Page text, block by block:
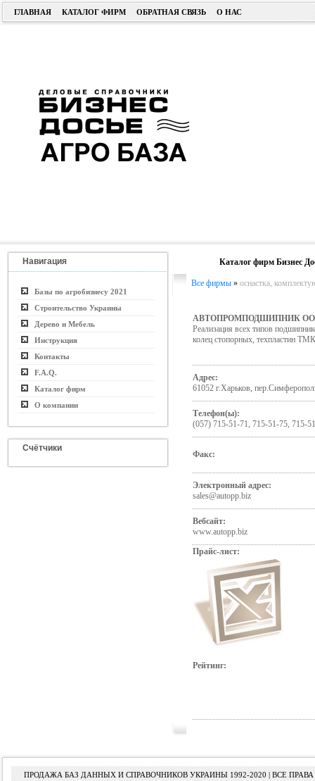
ГЛАВНАЯ КАТАЛОГ ФИРМ ОБРАТНАЯ СВЯЗЬ О НАС
Навигация
Базы по агробизнесу 2021
Строительство Украины
Дерево и Мебель
Инструкция
Контакты
F.A.Q.
Каталог фирм
О компании
Счётчики
Каталог фирм Бизнес
Все фирмы » оснастка,
АВТОПРОМПОДШИПНИК
Реализация всех типов
колец стопорных, техпластин
Адрес:
61052 г.Харьков,
Телефон(ы):
(057) 715-51-71, 715-51-75, 715-
Факс:
Электронный адрес:
sales@autopp.biz
Вебсайт:
www.autopp.biz
Прайс-лист:
Рейтинг:
ПРОДАЖА БАЗ ДАННЫХ И СПРАВОЧНИКОВ УКРАИНЫ 1992-2020 | ВСЕ